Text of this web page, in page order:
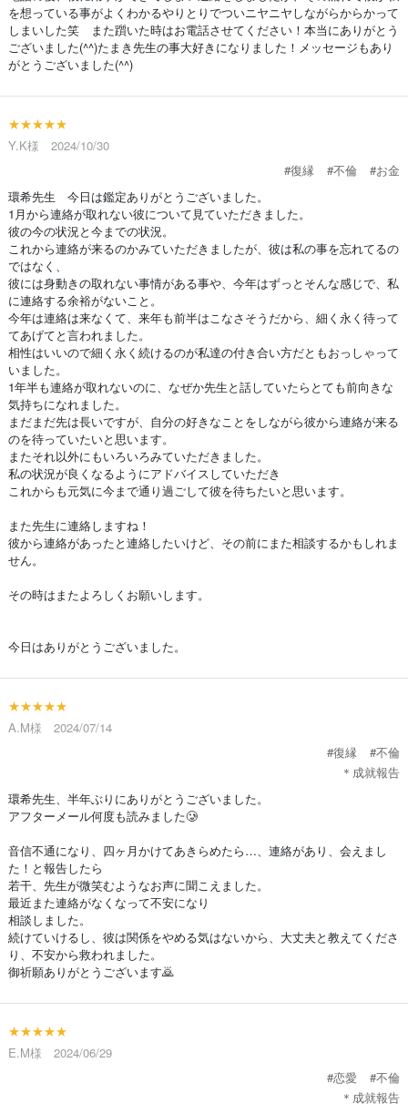
を想っている事がよくわかるやりとりでついニヤニヤしながらからかって
しまいした笑 また躓いた時はお電話させてください！本当にありがとう
ございました(^^)たまき先生の事大好きになりました！メッセージもあり
がとうございました(^^)
★★★★★
Y.K様 2024/10/30
#復縁
#不倫
#お金
環希先生 今日は鑑定ありがとうございました。
1月から連絡が取れない彼について見ていただきました。
彼の今の状況と今までの状況。
これから連絡が来るのかみていただきましたが、彼は私の事を忘れてるの
ではなく、
彼には身動きの取れない事情がある事や、今年はずっとそんな感じで、私
に連絡する余裕がないこと。
今年は連絡は来なくて、来年も前半はこなさそうだから、細く永く待って
てあげてと言われました。
相性はいいので細く永く続けるのが私達の付き合い方だともおっしゃって
いました。
1年半も連絡が取れないのに、なぜか先生と話していたらとても前向きな
気持ちになれました。
まだまだ先は長いですが、自分の好きなことをしながら彼から連絡が来る
のを待っていたいと思います。
またそれ以外にもいろいろみていただきました。
私の状況が良くなるようにアドバイスしていただき
これからも元気に今まで通り過ごして彼を待ちたいと思います。
また先生に連絡しますね！
彼から連絡があったと連絡したいけど、その前にまた相談するかもしれま
せん。
その時はまたよろしくお願いします。
今日はありがとうございました。
★★★★★
A.M様 2024/07/14
#復縁
#不倫
＊成就報告
環希先生、半年ぶりにありがとうございました。
アフターメール何度も読みました🥲
音信不通になり、四ヶ月かけてあきらめたら…、連絡があり、会えまし
た！と報告したら
若干、先生が微笑むようなお声に聞こえました。
最近また連絡がなくなって不安になり
相談しました。
続けていけるし、彼は関係をやめる気はないから、大丈夫と教えてくださ
り、不安から救われました。
御祈願ありがとうございます🙇
★★★★★
E.M様 2024/06/29
#恋愛
#不倫
＊成就報告